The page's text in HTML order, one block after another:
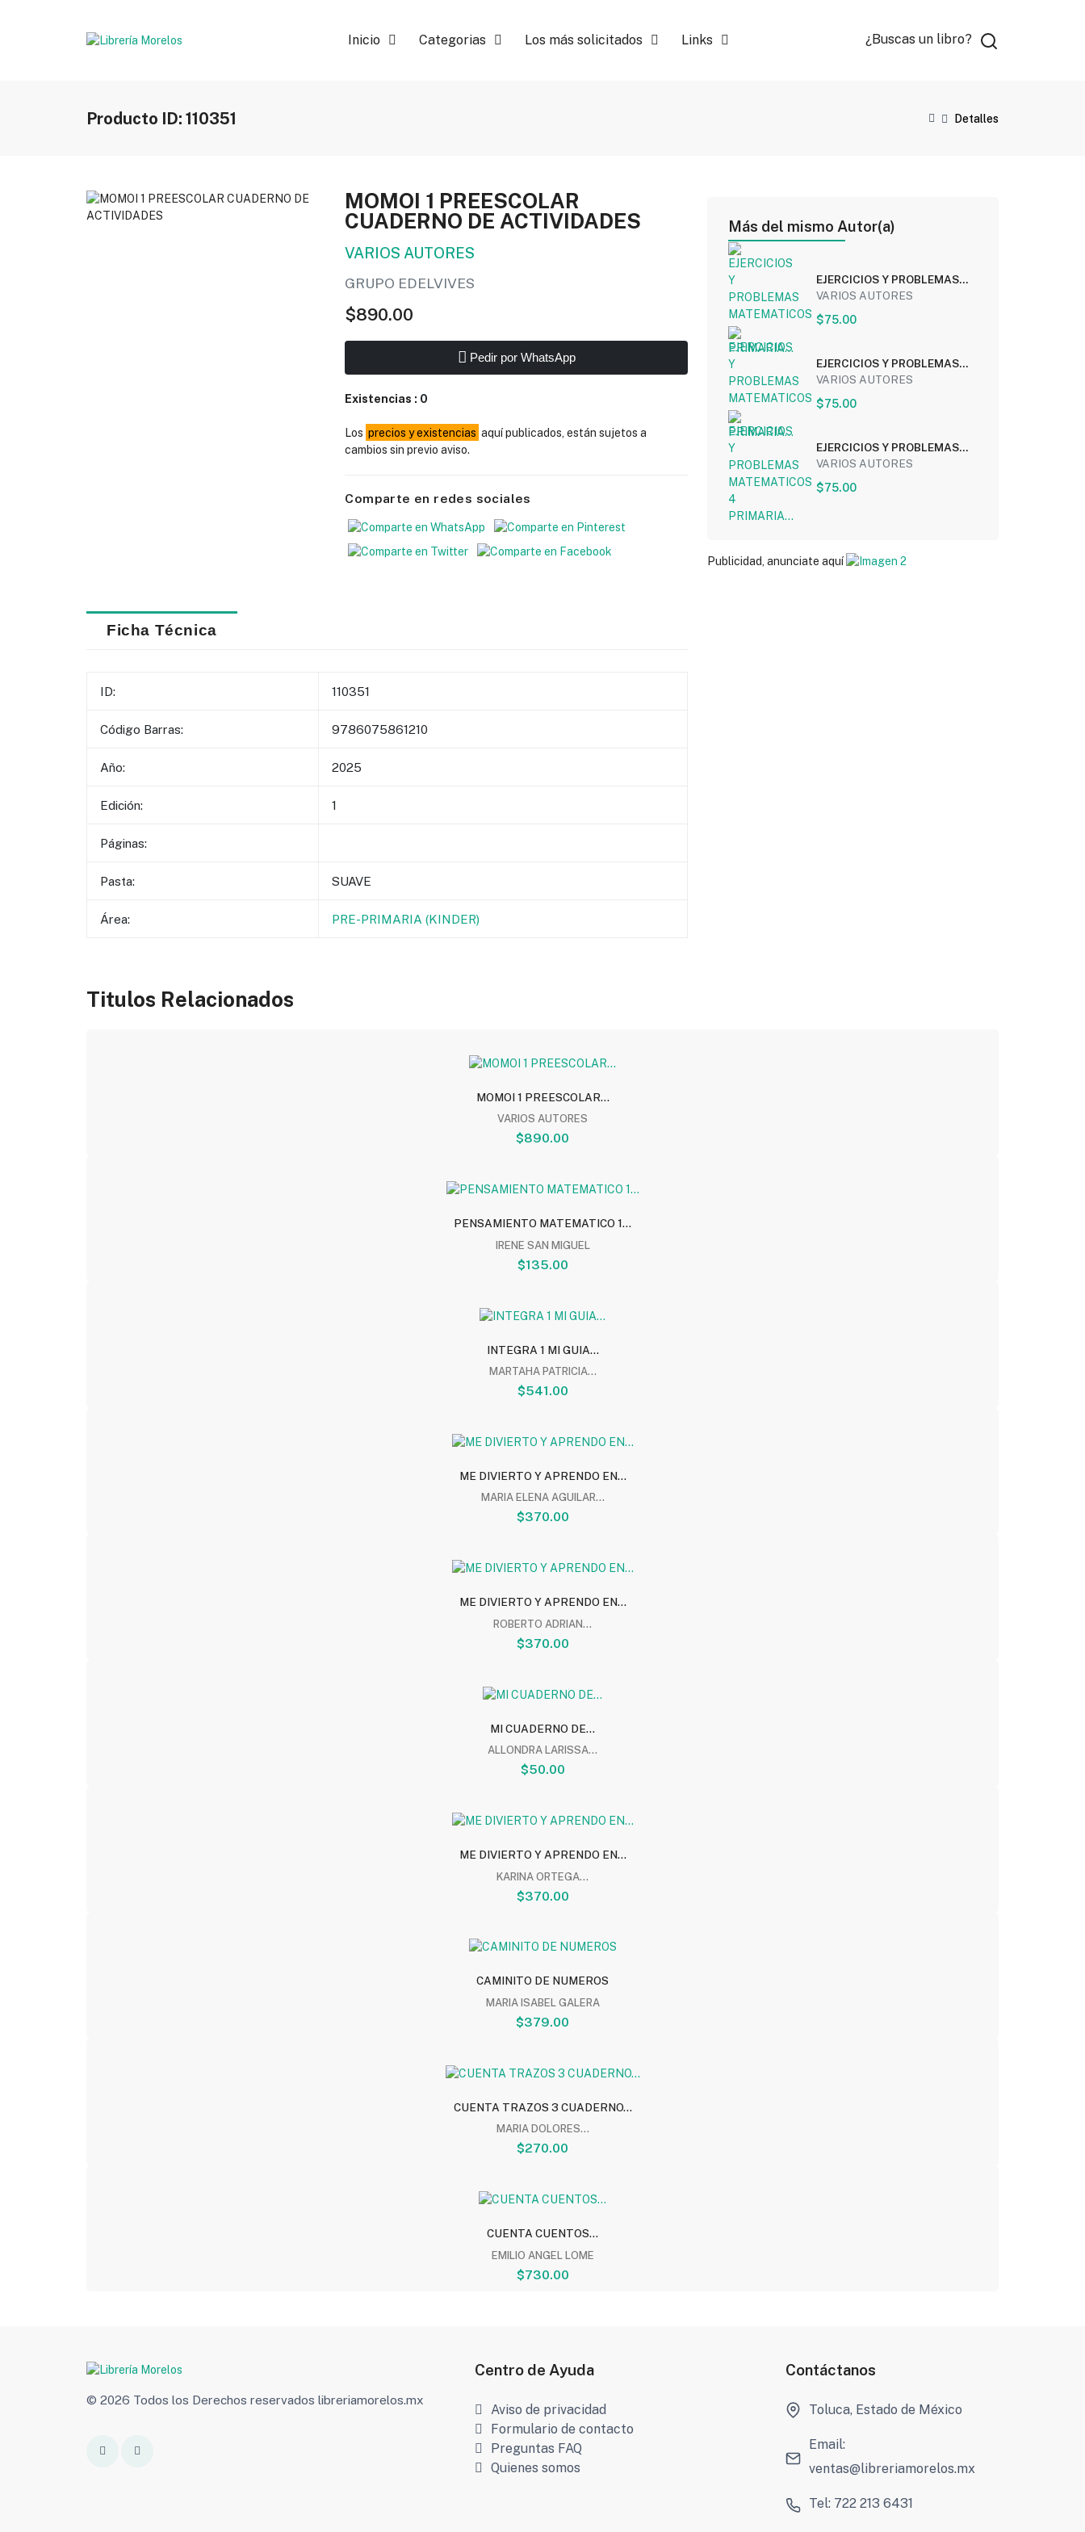
Inicio Categorias Los más solicitados Links ¿Buscas un libro?
Producto ID: 110351 Detalles
MOMOI 1 PREESCOLAR
CUADERNO DE ACTIVIDADES
VARIOS AUTORES
GRUPO EDELVIVES
$890.00
Pedir por WhatsApp
Existencias : 0
Los precios y existencias aquí publicados, están sujetos a
cambios sin previo aviso.
Comparte en redes sociales
Ficha Técnica
ID: 110351
Código Barras: 9786075861210
Año: 2025
Edición: 1
Páginas:
Pasta: SUAVE
Área: PRE-PRIMARIA (KINDER)
Más del mismo Autor(a)
EJERCICIOS Y PROBLEMAS
MATEMATICOS 5 PRIMARIA...
VARIOS AUTORES
$75.00
EJERCICIOS Y PROBLEMAS
MATEMATICOS 3 PRIMARIA...
VARIOS AUTORES
$75.00
EJERCICIOS Y PROBLEMAS
MATEMATICOS 4 PRIMARIA...
VARIOS AUTORES
$75.00
Publicidad, anunciate aquí
Titulos Relacionados
MOMOI 1 PREESCOLAR...
VARIOS AUTORES
$890.00
PENSAMIENTO MATEMATICO 1...
IRENE SAN MIGUEL
$135.00
INTEGRA 1 MI GUIA...
MARTAHA PATRICIA...
$541.00
ME DIVIERTO Y APRENDO EN...
MARIA ELENA AGUILAR...
$370.00
ME DIVIERTO Y APRENDO EN...
ROBERTO ADRIAN...
$370.00
MI CUADERNO DE...
ALLONDRA LARISSA...
$50.00
ME DIVIERTO Y APRENDO EN...
KARINA ORTEGA...
$370.00
CAMINITO DE NUMEROS
MARIA ISABEL GALERA
$379.00
CUENTA TRAZOS 3 CUADERNO...
MARIA DOLORES...
$270.00
CUENTA CUENTOS...
EMILIO ANGEL LOME
$730.00
© 2026 Todos los Derechos reservados libreriamorelos.mx
Centro de Ayuda
Aviso de privacidad
Formulario de contacto
Preguntas FAQ
Quienes somos
Contáctanos
Toluca, Estado de México
Email:
ventas@libreriamorelos.mx
Tel: 722 213 6431